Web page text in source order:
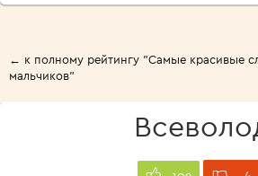
← к полному рейтингу "Самые красивые
мальчиков"